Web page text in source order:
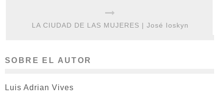
LA CIUDAD DE LAS MUJERES | José Ioskyn
SOBRE EL AUTOR
Luis Adrian Vives